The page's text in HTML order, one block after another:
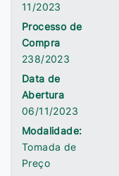
11/2023
Processo de
Compra
238/2023
Data de
Abertura
06/11/2023
Modalidade:
Tomada de
Preço